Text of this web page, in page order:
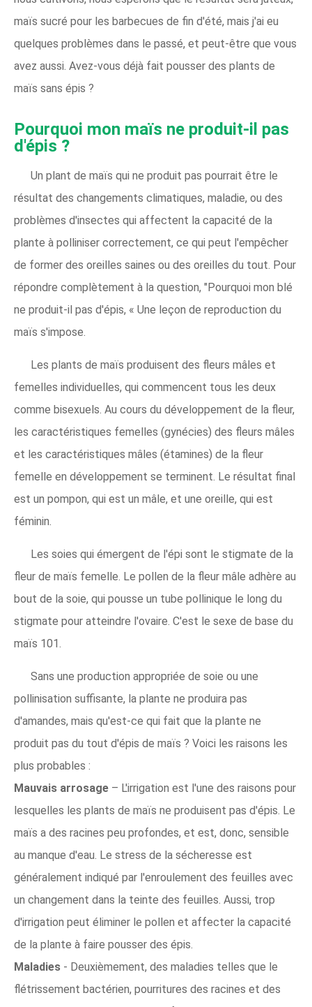
maïs sucré pour les barbecues de fin d'été, mais j'ai eu
quelques problèmes dans le passé, et peut-être que vous
avez aussi. Avez-vous déjà fait pousser des plants de
maïs sans épis ?
Pourquoi mon maïs ne produit-il pas
d'épis ?
Un plant de maïs qui ne produit pas pourrait être le
résultat des changements climatiques, maladie, ou des
problèmes d'insectes qui affectent la capacité de la
plante à polliniser correctement, ce qui peut l'empêcher
de former des oreilles saines ou des oreilles du tout. Pour
répondre complètement à la question, "Pourquoi mon blé
ne produit-il pas d'épis, « Une leçon de reproduction du
maïs s'impose.
Les plants de maïs produisent des fleurs mâles et
femelles individuelles, qui commencent tous les deux
comme bisexuels. Au cours du développement de la fleur,
les caractéristiques femelles (gynécies) des fleurs mâles
et les caractéristiques mâles (étamines) de la fleur
femelle en développement se terminent. Le résultat final
est un pompon, qui est un mâle, et une oreille, qui est
féminin.
Les soies qui émergent de l'épi sont le stigmate de la
fleur de maïs femelle. Le pollen de la fleur mâle adhère au
bout de la soie, qui pousse un tube pollinique le long du
stigmate pour atteindre l'ovaire. C'est le sexe de base du
maïs 101.
Sans une production appropriée de soie ou une
pollinisation suffisante, la plante ne produira pas
d'amandes, mais qu'est-ce qui fait que la plante ne
produit pas du tout d'épis de maïs ? Voici les raisons les
plus probables :
Mauvais arrosage – L'irrigation est l'une des raisons pour
lesquelles les plants de maïs ne produisent pas d'épis. Le
maïs a des racines peu profondes, et est, donc, sensible
au manque d'eau. Le stress de la sécheresse est
généralement indiqué par l'enroulement des feuilles avec
un changement dans la teinte des feuilles. Aussi, trop
d'irrigation peut éliminer le pollen et affecter la capacité
de la plante à faire pousser des épis.
Maladies - Deuxièmement, des maladies telles que le
flétrissement bactérien, pourritures des racines et des